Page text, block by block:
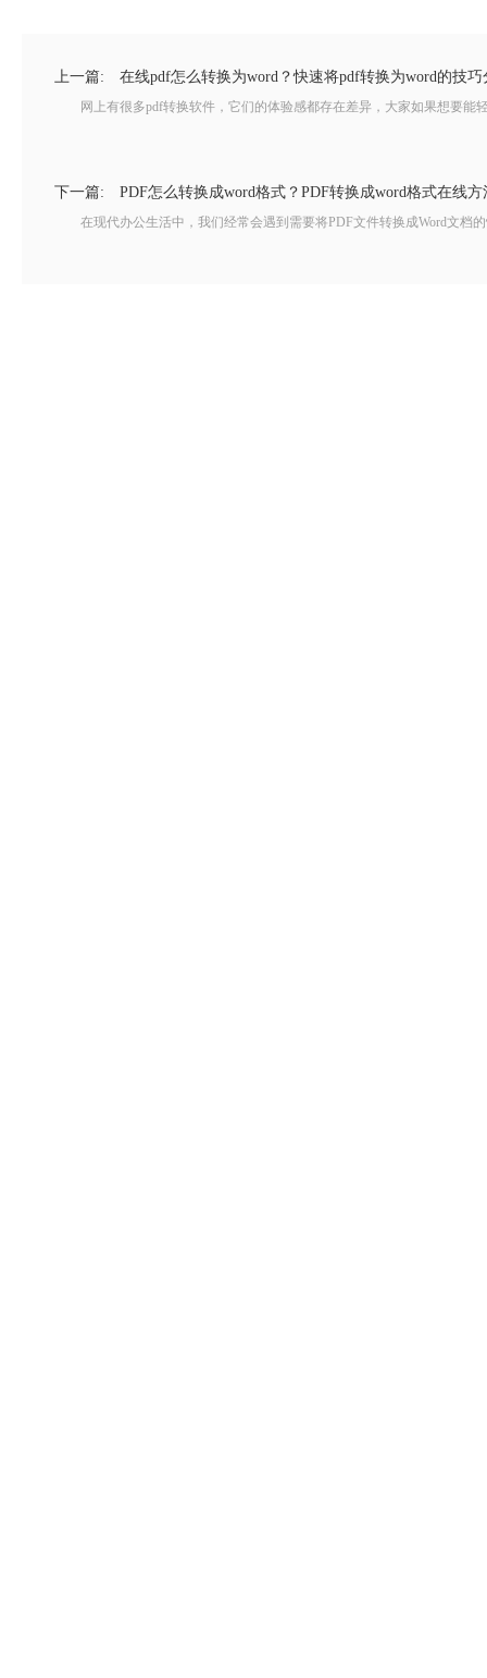
上一篇: 在线pdf怎么转换为word？快速将pdf转换为word的技巧
网上有很多pdf转换软件，它们的体验感都存在差异，大家如果想要能
下一篇: PDF怎么转换成word格式？PDF转换成word格式在线方
在现代办公生活中，我们经常会遇到需要将PDF文件转换成Word文档